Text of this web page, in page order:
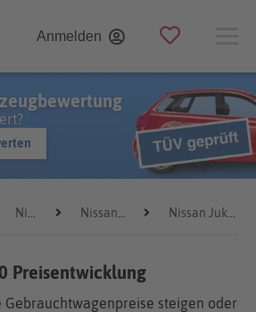
Anmelden
Nissan Nissan Juke Nissan Juke 2020
Preisentwicklung
Gebrauchtwagenpreise steigen oder